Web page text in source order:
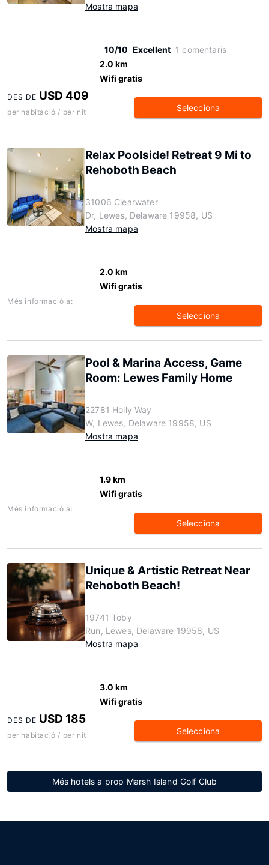
Mostra mapa
10/10 Excellent 1 comentaris
2.0 km
Wifi gratis
DES DE USD 409
per habitació / per nit Selecciona
Relax Poolside! Retreat 9 Mi to
Rehoboth Beach
31006 Clearwater
Dr, Lewes, Delaware 19958, US
Mostra mapa
2.0 km
Wifi gratis
Més informació a:
Selecciona
Pool & Marina Access, Game
Room: Lewes Family Home
22781 Holly Way
W, Lewes, Delaware 19958, US
Mostra mapa
1.9 km
Wifi gratis
Més informació a:
Selecciona
Unique & Artistic Retreat Near
Rehoboth Beach!
19741 Toby
Run, Lewes, Delaware 19958, US
Mostra mapa
3.0 km
Wifi gratis
DES DE USD 185
per habitació / per nit Selecciona
Més hotels a prop Marsh Island Golf Club